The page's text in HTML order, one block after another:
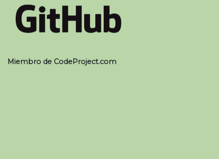
Miembro de CodeProject.com